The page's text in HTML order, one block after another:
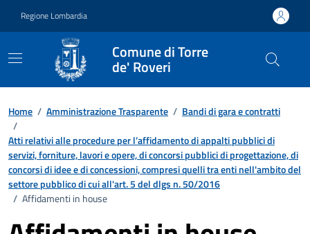
Regione Lombardia
Comune di Torre
de' Roveri
Home / Amministrazione Trasparente / Bandi di gara e contratti
/
Atti relativi alle procedure per l’affidamento di appalti pubblici di
servizi, forniture, lavori e opere, di concorsi pubblici di progettazione, di
concorsi di idee e di concessioni, compresi quelli tra enti nell'ambito del
settore pubblico di cui all'art. 5 del dlgs n. 50/2016
/ Affidamenti in house